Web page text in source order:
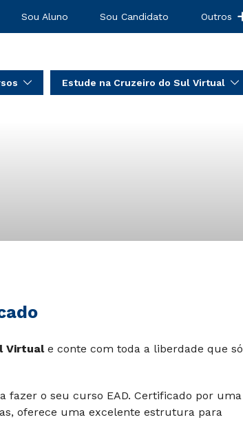
Sou Aluno Sou Candidato Outros
Estude na Cruzeiro do Sul Virtual
Virtuale conte com toda a liberdade que só
fazer o seu curso EAD. Certificado por uma
oferece uma excelente estrutura para